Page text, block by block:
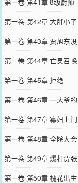
第一卷 第42章 大胖小子
第一卷 第43章 贾旭东
第一卷 第44章 亡灵召
第一卷 第45章 拒绝
第一卷 第46章 一大爷
第一卷 第47章 寡妇上门
第一卷 第48章 全院大会
第一卷 第49章 爆打贾
第一卷 第50章 槐花出生